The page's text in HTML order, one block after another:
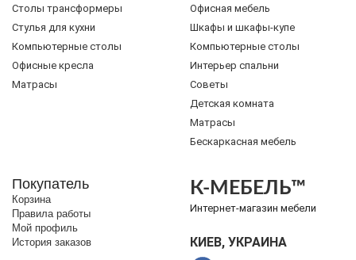
Cтолы трансформеры
Стулья для кухни
Компьютерные столы
Офисные кресла
Матрасы
Офисная мебель
Шкафы и шкафы-купе
Компьютерные столы
Интерьер спальни
Советы
Детская комната
Матрасы
Бескаркасная мебель
Покупатель
Корзина
Правила работы
Мой профиль
История заказов
К-МЕБЕЛЬ™
Интернет-магазин мебели
КИЕВ, УКРАИНА